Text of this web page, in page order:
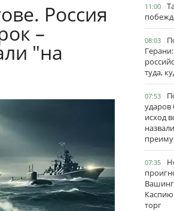
Россия
–
"на
11:00
08:03
туда,
07:53
исход
07:35
торг